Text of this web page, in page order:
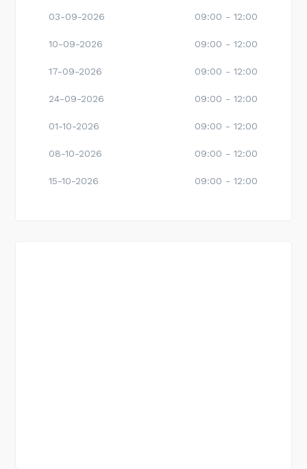
03-09-2026 09:00 - 12:00
10-09-2026 09:00 - 12:00
17-09-2026 09:00 - 12:00
24-09-2026 09:00 - 12:00
01-10-2026 09:00 - 12:00
08-10-2026 09:00 - 12:00
15-10-2026 09:00 - 12:00